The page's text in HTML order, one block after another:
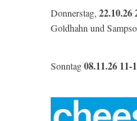
Donnerstag,22.10.26
Goldhahn und
Sonntag08.11.26 11-